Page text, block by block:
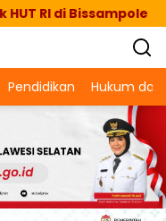
RI di Bissampole
Pendidikan Hukum dan